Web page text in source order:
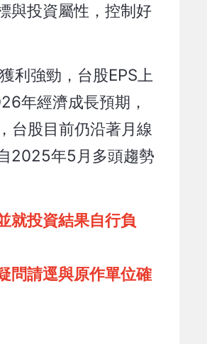
與投資屬性，控制好
利強勁，台股EPS上
年經濟成長預期，
台股目前仍沿著月線
2025年5月多頭趨勢
就投資結果自行負
問請逕與原作單位確